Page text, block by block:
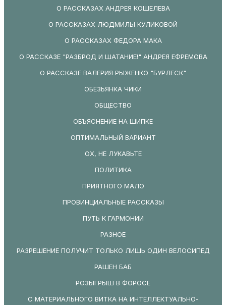
О РАССКАЗАХ АНДРЕЯ КОШЕЛЕВА
О РАССКАЗАХ ЛЮДМИЛЫ КУЛИКОВОЙ
О РАССКАЗАХ ФЕДОРА МАКА
О РАССКАЗЕ "РАЗБРОД И ШАТАНИЕ!" АНДРЕЯ ЕФРЕМОВА
О РАССКАЗЕ ВАЛЕРИЯ РЫЖЕНКО "БУРЛЕСК"
ОБЕЗЬЯНКА ЧИКИ
ОБЩЕСТВО
ОБЪЯСНЕНИЕ НА ШИПКЕ
ОПТИМАЛЬНЫЙ ВАРИАНТ
ОХ, НЕ ЛУКАВЬТЕ
ПОЛИТИКА
ПРИЯТНОГО МАЛО
ПРОВИНЦИАЛЬНЫЕ РАССКАЗЫ
ПУТЬ К ГАРМОНИИ
РАЗНОЕ
РАЗРЕШЕНИЕ ПОЛУЧИТ ТОЛЬКО ЛИШЬ ОДИН ВЕЛОСИПЕД
РАШЕН БАБ
РОЗЫГРЫШ В ФОРОСЕ
С МАТЕРИАЛЬНОГО ВИТКА НА ИНТЕЛЛЕКТУАЛЬНО-